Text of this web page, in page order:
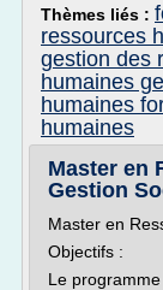
Thèmes liés :
ressources
gestion des
humaines
humaines
humaines
Master en
Gestion
Master en
Objectifs :
Le